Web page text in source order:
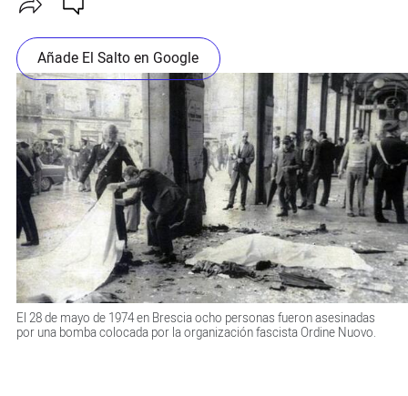
Añade El Salto en Google
El 28 de mayo de 1974 en Brescia ocho personas fueron asesinadas
por una bomba colocada por la organización fascista Ordine Nuovo.